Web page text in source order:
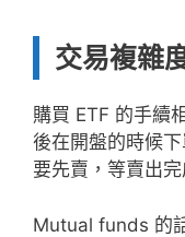
交易複雜
購買 ETF 的手續
後在開盤的時候
要先賣，等賣出
Mutual funds 的